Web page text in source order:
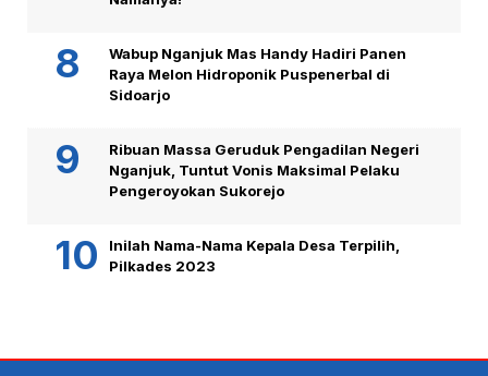
Wabup Nganjuk Mas Handy Hadiri Panen
Raya Melon Hidroponik Puspenerbal di
Sidoarjo
Ribuan Massa Geruduk Pengadilan Negeri
Nganjuk, Tuntut Vonis Maksimal Pelaku
Pengeroyokan Sukorejo
Inilah Nama-Nama Kepala Desa Terpilih,
Pilkades 2023